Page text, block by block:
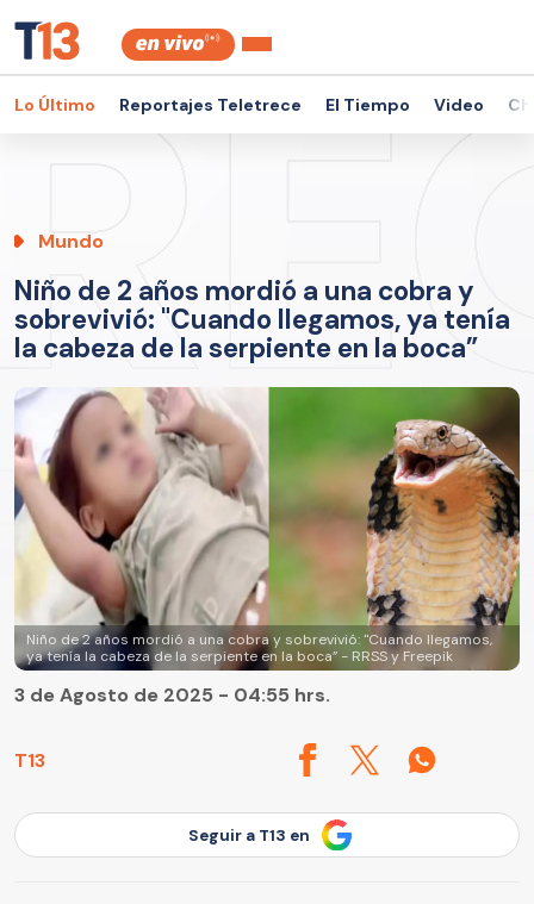
Lo Último Reportajes Teletrece El Tiempo Video
Mundo
Niño de 2 años mordió a una cobra y
sobrevivió: "Cuando llegamos, ya tenía
la cabeza de la serpiente en la boca”
Niño de 2 años mordió a una cobra y sobrevivió: "Cuando llegamos,
ya tenía la cabeza de la serpiente en la boca” - RRSS y Freepik
T13
3 de Agosto de 2025 - 04:55 hrs.
Seguir a T13 en